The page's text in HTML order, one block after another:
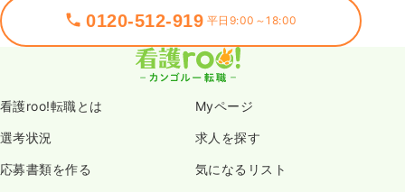
0120-512-919 平日9:00～18:00
看護roo!転職とは Myページ
選考状況 求人を探す
応募書類を作る 気になるリスト